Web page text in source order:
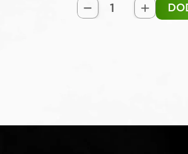
ilość